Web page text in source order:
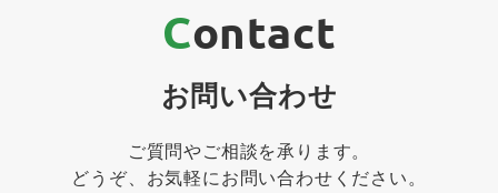
Contact
お問い合わせ
ご質問やご相談を承ります。
どうぞ、お気軽にお問い合わせください。